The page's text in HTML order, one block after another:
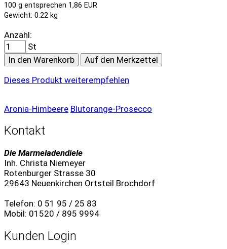
100 g entsprechen 1,86 EUR
Gewicht: 0.22 kg
Anzahl:
St
In den Warenkorb
Auf den Merkzettel
Dieses Produkt weiterempfehlen
Aronia-Himbeere Blutorange-Prosecco
Kontakt
Die Marmeladendiele
Inh. Christa Niemeyer
Rotenburger Strasse 30
29643 Neuenkirchen Ortsteil Brochdorf
Telefon: 0 51 95 / 25 83
Mobil: 01520 / 895 9994
Kunden Login